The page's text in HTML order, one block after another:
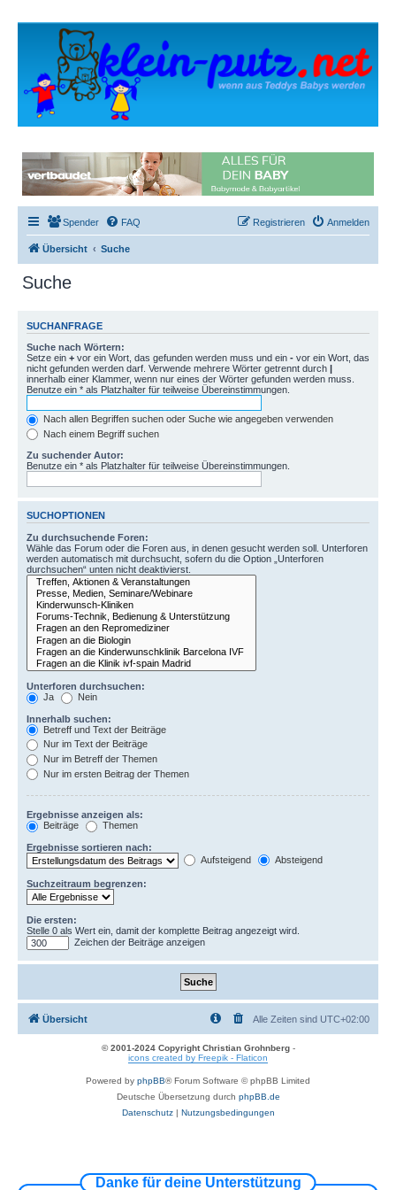
Spender FAQ Anmelden
Registrieren
Übersicht Suche
Suche
SUCHANFRAGE
Suche nach Wörtern:
Setze ein + vor ein Wort, das gefunden werden muss und ein - vor ein Wort, das
nicht gefunden werden darf. Verwende mehrere Wörter getrennt durch |
innerhalb einer Klammer, wenn nur eines der Wörter gefunden werden muss.
Benutze ein * als Platzhalter für teilweise Übereinstimmungen.
Nach allen Begriffen suchen oder Suche wie angegeben verwenden
Nach einem Begriff suchen
Zu suchender Autor:
Benutze ein * als Platzhalter für teilweise Übereinstimmungen.
SUCHOPTIONEN
Zu durchsuchende Foren:
Wähle das Forum oder die Foren aus, in denen gesucht werden soll. Unterforen
werden automatisch mit durchsucht, sofern du die Option „Unterforen
durchsuchen“ unten nicht deaktivierst.
Unterforen durchsuchen:
Ja
Nein
Innerhalb suchen:
Betreff und Text der Beiträge
Nur im Text der Beiträge
Nur im Betreff der Themen
Nur im ersten Beitrag der Themen
Ergebnisse anzeigen als:
Beiträge
Themen
Ergebnisse sortieren nach:
Aufsteigend
Absteigend
Suchzeitraum begrenzen:
Die ersten:
Stelle 0 als Wert ein, damit der komplette Beitrag angezeigt wird.
Zeichen der Beiträge anzeigen
Übersicht Alle Zeiten sind UTC+02:00
© 2001-2024 Copyright Christian Grohnberg-
icons created by Freepik - Flaticon
Powered by phpBB® Forum Software © phpBB Limited
Deutsche Übersetzung durch phpBB.de
Datenschutz| Nutzungsbedingungen
Danke für deine Unterstützung